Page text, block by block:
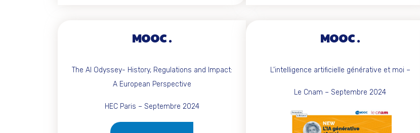
MOOC
The AI Odyssey- History, Regulations and Impact:
A European Perspective
HEC Paris – Septembre 2024
MOOC
L’intelligence artificielle générative et moi –
Le Cnam – Septembre 2024